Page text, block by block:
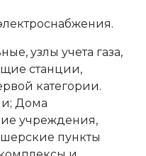
узлы учета газа,
станции,
категории.
Дома
учреждения,
пункты